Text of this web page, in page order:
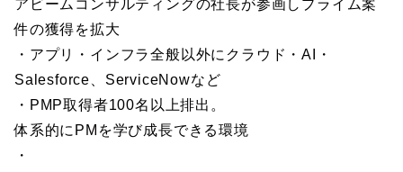
アビームコンサルティングの社長が参画しプライム案
件の獲得を拡大
・アプリ・インフラ全般以外にクラウド・AI・
Salesforce、ServiceNowなど
・PMP取得者100名以上排出。
体系的にPMを学び成長できる環境
・